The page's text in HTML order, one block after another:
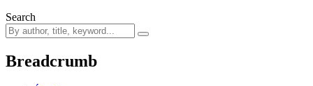
Search
Breadcrumb